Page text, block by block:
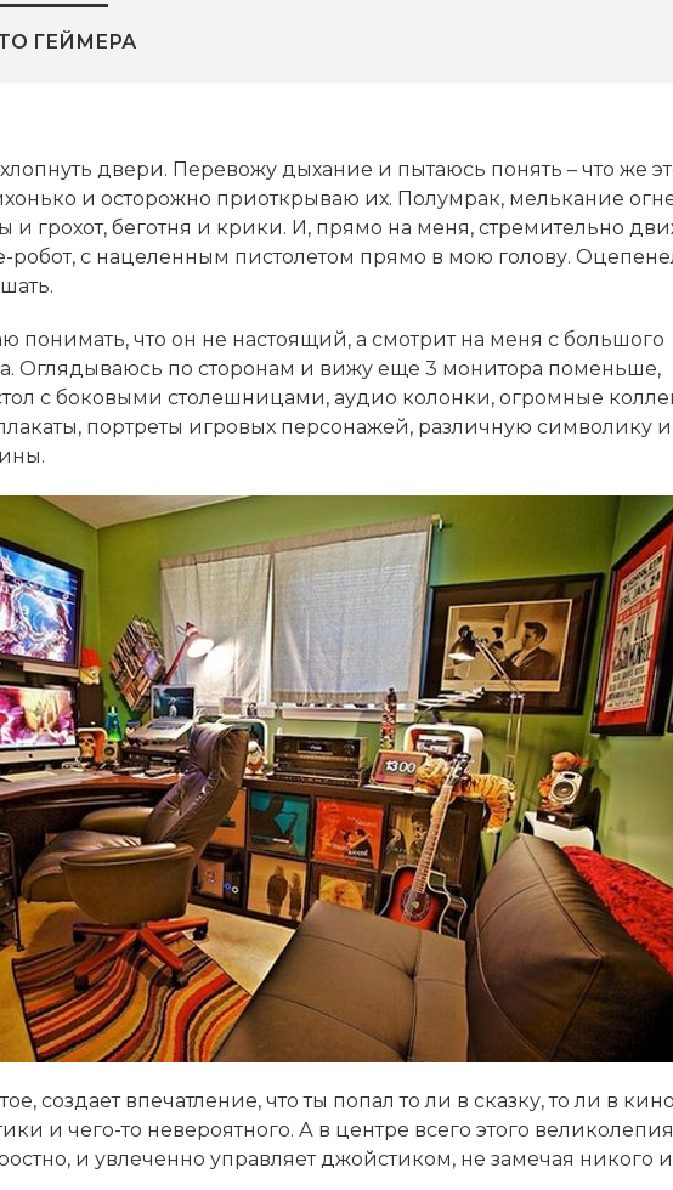
ГЕЙМЕРА
двери. Перевожу дыхание и пытаюсь понять – что же
и осторожно приоткрываю их. Полумрак, мелькание
и грохот, беготня и крики. И, прямо на меня, стремительно
робот, с нацеленным пистолетом прямо в мою голову.
понимать, что он не настоящий, а смотрит на меня с большого
Оглядываюсь по сторонам и вижу еще 3 монитора поменьше,
с боковыми столешницами, аудио колонки, огромные
портреты игровых персонажей, различную символику
создает впечатление, что ты попал то ли в сказку, то ли в
и чего-то невероятного. А в центре всего этого великолепия
и увлеченно управляет джойстиком, не замечая никого и